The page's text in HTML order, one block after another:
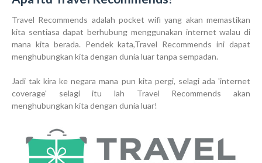
Travel Recommends adalah pocket wifi yang akan memastikan
kita sentiasa dapat berhubung menggunakan internet walau di
mana kita berada. Pendek kata,Travel Recommends ini dapat
menghubungkan kita dengan dunia luar tanpa sempadan.
Jadi tak kira ke negara mana pun kita pergi, selagi ada 'internet
coverage' selagi itu lah Travel Recommends akan
menghubungkan kita dengan dunia luar!